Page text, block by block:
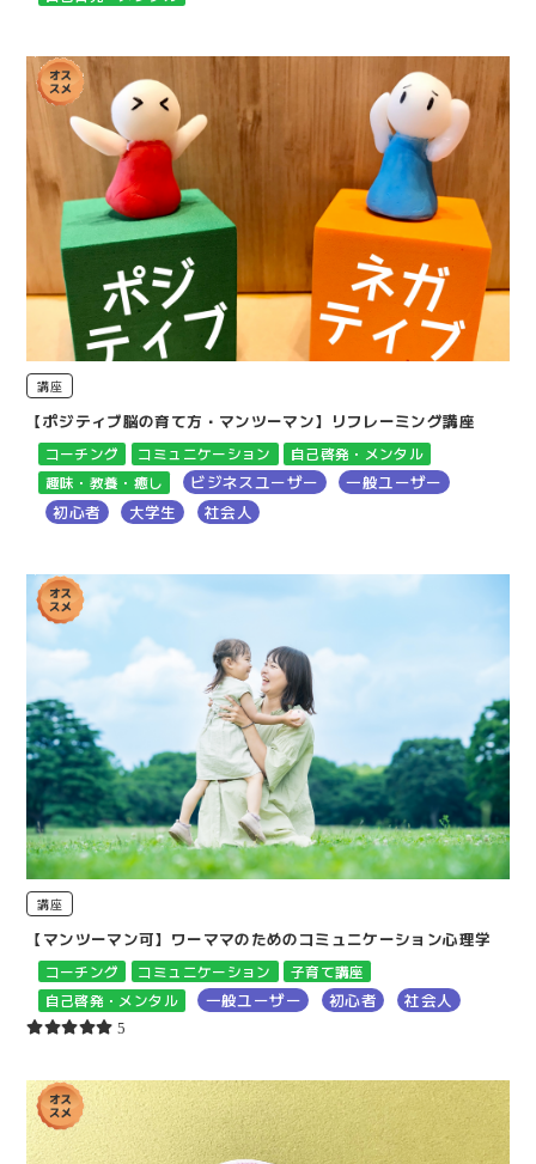
講座
【ポジティブ脳の育て方・マンツーマン】リフレーミング講座
コーチング コミュニケーション
自己啓発・メンタル
趣味・教養・癒し
ビジネスユーザー
一般ユーザー
初心者
大学生 社会人
講座
【マンツーマン可】ワーママのためのコミュニケーション心理学
コーチング コミュニケーション
子育て講座
自己啓発・メンタル
一般ユーザー 初心者 社会人
5